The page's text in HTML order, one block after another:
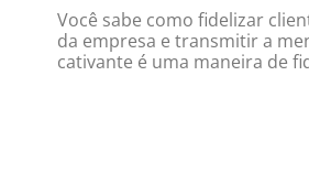
Você sabe como fidelizar
da empresa e transmitir a
cativante é uma maneira de